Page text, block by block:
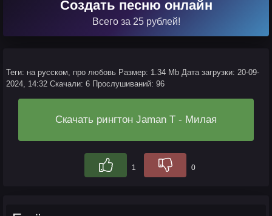
Создать песню онлайн
Всего за 25 рублей!
Теги: на русском, про любовь Размер: 1.34 Mb Дата загрузки: 20-09-
2024, 14:32 Скачали: 6 Прослушиваний: 96
Скачать рингтон Jaman T - Милая
1 0